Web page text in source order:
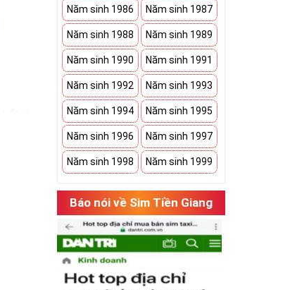
Năm sinh 1986 Năm sinh 1987
Năm sinh 1988 Năm sinh 1989
Năm sinh 1990 Năm sinh 1991
Năm sinh 1992 Năm sinh 1993
Năm sinh 1994 Năm sinh 1995
Năm sinh 1996 Năm sinh 1997
Năm sinh 1998 Năm sinh 1999
Báo nói về Sim Tiền Giang